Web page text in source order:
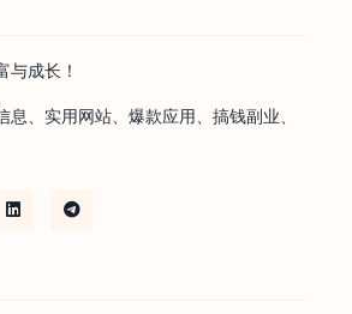
与成长！
、实用网站、爆款应用、搞钱副业、